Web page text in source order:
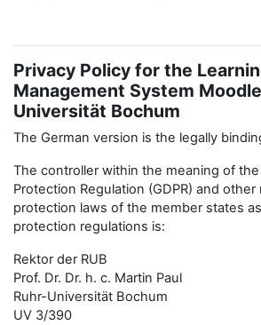
Privacy Policy for the
Management System
Universität Bochum
The German version is the legally
The controller within the meaning of the
Protection Regulation (GDPR) and other
protection laws of the member states
protection regulations is:
Rektor der RUB
Prof. Dr. Dr. h. c. Martin Paul
Ruhr-Universität Bochum
UV 3/390